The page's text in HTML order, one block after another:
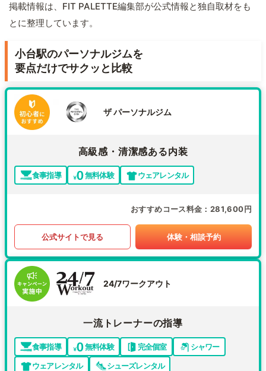
掲載情報は、FIT PALETTE編集部が公式情報と独自取材をも
とに整理しています。
小台駅のパーソナルジムを
要点だけでサクッと比較
ザ パーソナルジム
高級感・清潔感ある内装
食事指導 無料体験 ウェアレンタル
おすすめコース料金 281,600円
公式サイトで見る 体験・相談予約
24/7ワークアウト
一流トレーナーの指導
食事指導 無料体験 完全個室
シャワー
ウェアレンタル
シューズレンタル